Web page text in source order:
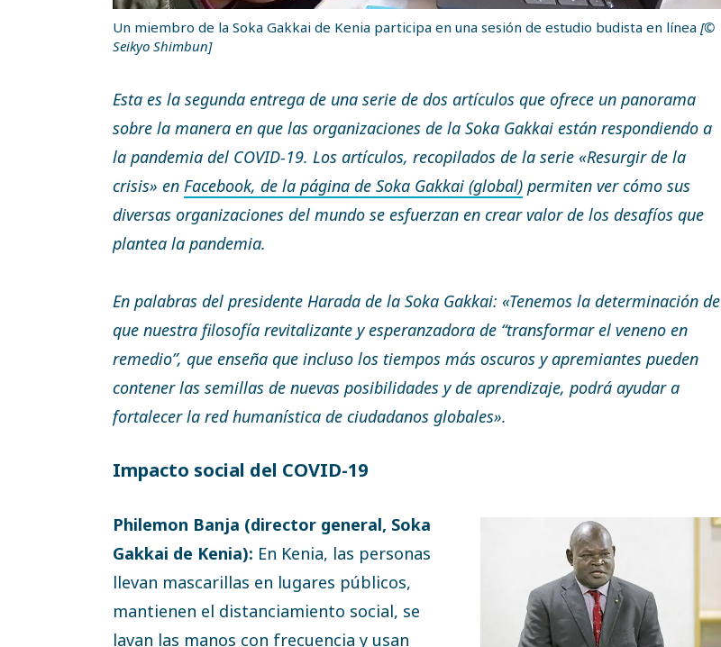
Un miembro de la Soka Gakkai de Kenia participa en una sesión de estudio budista en línea [©
Seikyo Shimbun]
Esta es la segunda entrega de una serie de dos artículos que ofrece un panorama
sobre la manera en que las organizaciones de la Soka Gakkai están respondiendo a
la pandemia del COVID-19. Los artículos, recopilados de la serie «Resurgir de la
crisis» en Facebook, de la página de Soka Gakkai (global) permiten ver cómo sus
diversas organizaciones del mundo se esfuerzan en crear valor de los desafíos que
plantea la pandemia.
En palabras del presidente Harada de la Soka Gakkai: «Tenemos la determinación de
que nuestra filosofía revitalizante y esperanzadora de “transformar el veneno en
remedio”, que enseña que incluso los tiempos más oscuros y apremiantes pueden
contener las semillas de nuevas posibilidades y de aprendizaje, podrá ayudar a
fortalecer la red humanística de ciudadanos globales».
Impacto social del COVID-19
Philemon Banja (director general, Soka
Gakkai de Kenia): En Kenia, las personas
llevan mascarillas en lugares públicos,
mantienen el distanciamiento social, se
lavan las manos con frecuencia y usan